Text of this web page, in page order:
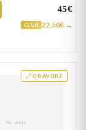
45€
CLUB 22,50€ →
GRAVURE